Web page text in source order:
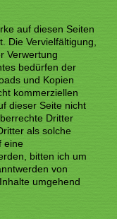
auf diesen Seiten
Die Vervielfältigung,
Verwertung
bedürfen der
und Kopien
kommerziellen
dieser Seite nicht
Dritter
als solche
eine
bitten ich um
von
umgehend